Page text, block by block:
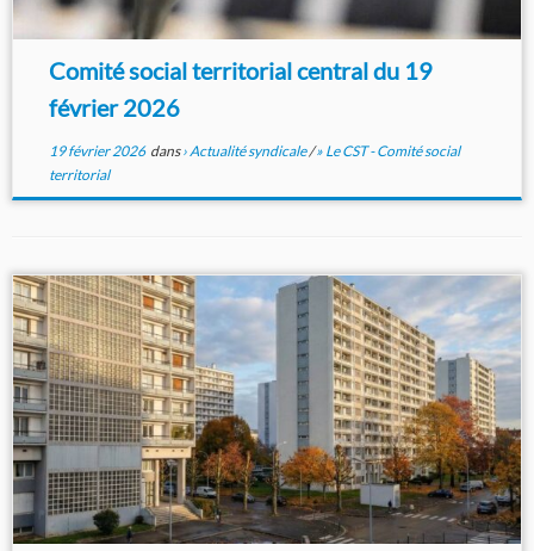
Comité social territorial central du 19
février 2026
19 février 2026dans› Actualité syndicale/» Le CST - Comité social
territorial